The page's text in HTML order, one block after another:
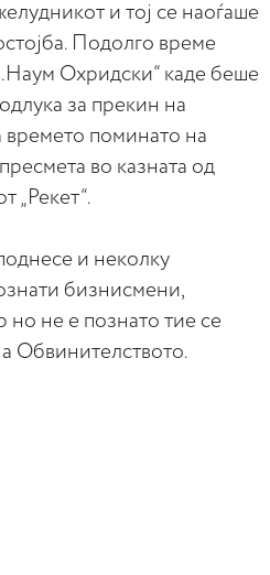
и тој се наоѓаше
Подолго време
Охридски“ каде беше
за прекин на
времето поминато на
во казната од
„Рекет“.
и неколку
бизнисмени,
но не е познато тие се
Обвинителството.